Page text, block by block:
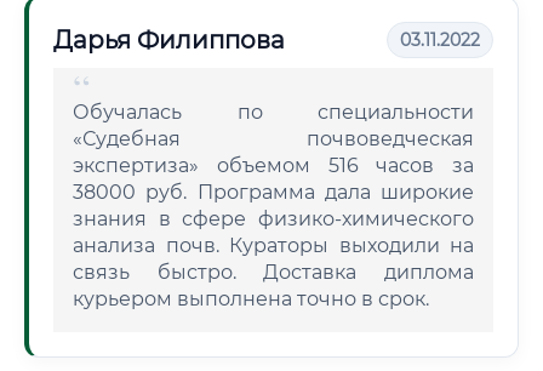
Дарья Филиппова 03.11.2022
Обучалась по специальности
«Судебная почвоведческая
экспертиза» объемом 516 часов за
38000 руб. Программа дала широкие
знания в сфере физико-химического
анализа почв. Кураторы выходили на
связь быстро. Доставка диплома
курьером выполнена точно в срок.